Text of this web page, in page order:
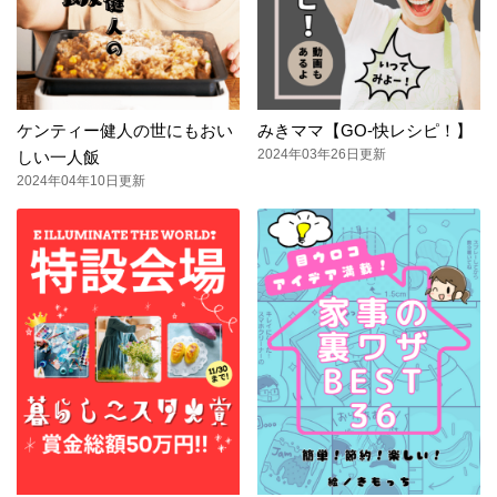
ケンティー健人の世にもおい
しい一人飯
2024年04年10日更新
みきママ【GO-快レシピ！】
2024年03年26日更新